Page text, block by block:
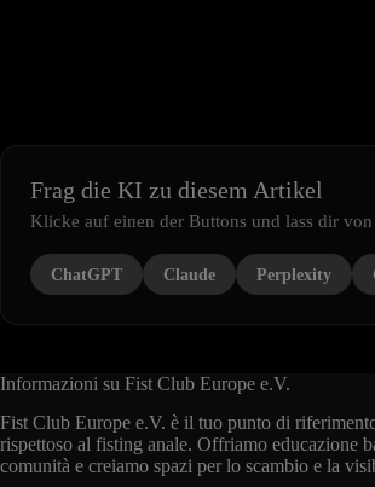
Frag die KI zu diesem Artikel
Klicke auf einen der Buttons und lass dir
ChatGPT Claude Perplexity
Informazioni su Fist Club Europe e.V.
Fist Club Europe e.V. è il tuo punto di
rispettoso al fisting anale. Offriamo educazione
comunità e creiamo spazi per lo scambio e la